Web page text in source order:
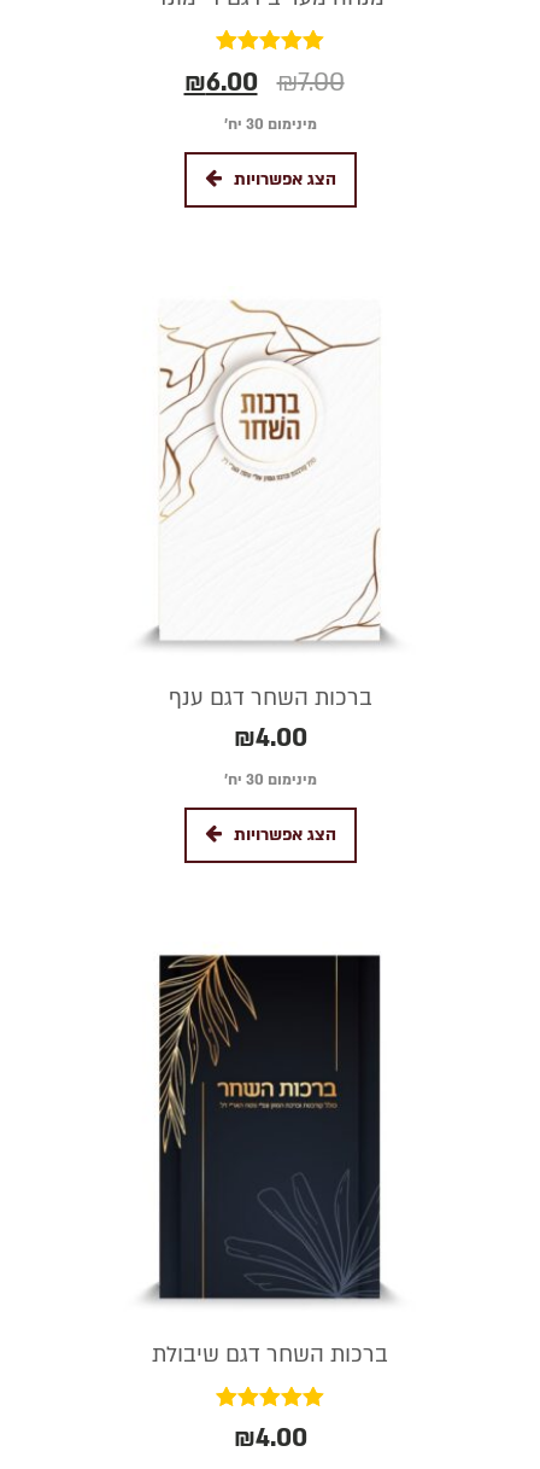
דורג
5.00₪7.00
₪6.00
מינימום 30 יח׳
הצג אפשרויות
ברכות השחר דגם ענף
₪4.00
מינימום 30 יח׳
הצג אפשרויות
ברכות השחר דגם שיבולת
דורג
5.00
₪4.00